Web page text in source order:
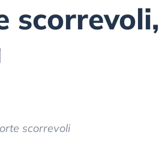
scorrevoli,
scorrevoli